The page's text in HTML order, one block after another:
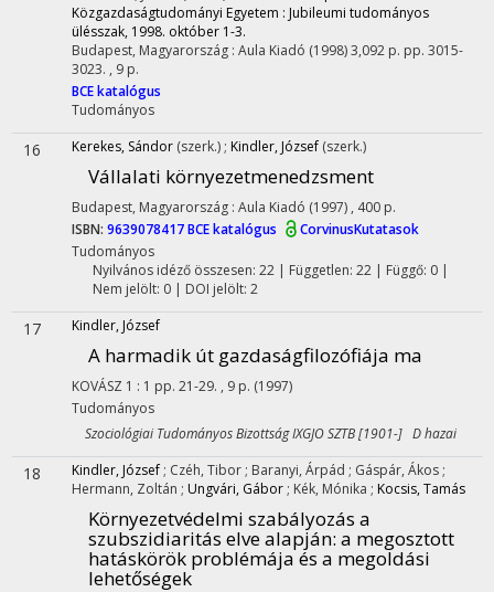
Közgazdaságtudományi Egyetem : Jubileumi tudományos
ülésszak, 1998. október 1-3.
Budapest, Magyarország : Aula Kiadó (1998)3,092 p. pp. 3015-
3023. , 9 p.
BCE katalógus
Tudományos
16 Kerekes, Sándor (szerk.) ; Kindler, József (szerk.)
Vállalati környezetmenedzsment
Budapest, Magyarország : Aula Kiadó (1997) , 400 p.
ISBN: 9639078417BCE katalógus
CorvinusKutatasok
Tudományos
Nyilvános idéző összesen: 22| Független: 22 | Függő: 0 |
Nem jelölt: 0 | DOI jelölt: 2
17 Kindler, József
A harmadik út gazdaságfilozófiája ma
KOVÁSZ 1 : 1 pp. 21-29. , 9 p. (1997)
Tudományos
Szociológiai Tudományos Bizottság IXGJO SZTB [1901-] D hazai
18 Kindler, József ; Czéh, Tibor ; Baranyi, Árpád ; Gáspár, Ákos ;
Hermann, Zoltán ; Ungvári, Gábor ; Kék, Mónika ; Kocsis, Tamás
Környezetvédelmi szabályozás a
szubszidiaritás elve alapján: a megosztott
hatáskörök problémája és a megoldási
lehetőségek